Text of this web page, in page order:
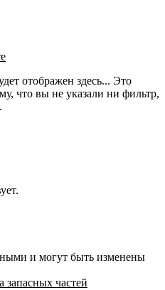
отображен здесь... Это
что вы не указали ни фильтр,
и могут быть изменены
запасных частей